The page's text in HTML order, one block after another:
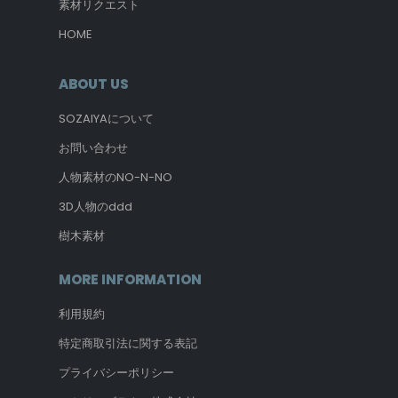
素材リクエスト
HOME
ABOUT US
SOZAIYAについて
お問い合わせ
人物素材のNO-N-NO
3D人物のddd
樹木素材
MORE INFORMATION
利用規約
特定商取引法に関する表記
プライバシーポリシー